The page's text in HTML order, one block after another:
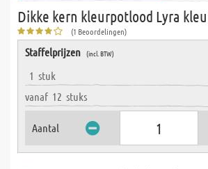
Dikke kern kleurpotlood Lyra
(1 Beoordelingen)
Staffelprijzen (incl. BTW)
1 stuk
vanaf 12 stuks
Aantal